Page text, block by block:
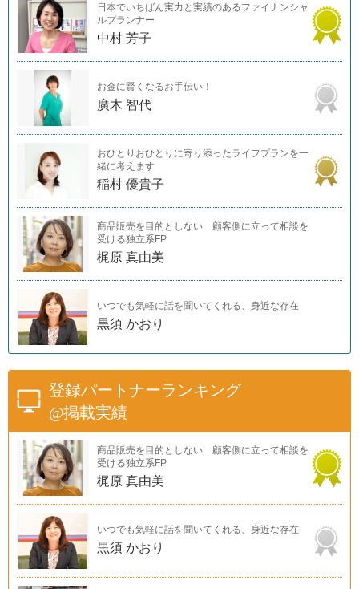
日本でいちばん実力と実績のあるファイナンシャ
ルプランナー
中村 芳子
お金に賢くなるお手伝い！
廣木 智代
おひとりおひとりに寄り添ったライフプランを一
緒に考えます
稲村 優貴子
商品販売を目的としない 顧客側に立って相談を
受ける独立系FP
梶原 真由美
いつでも気軽に話を聞いてくれる、身近な存在
黒須 かおり
登録パートナーランキング
@掲載実績
商品販売を目的としない 顧客側に立って相談を
受ける独立系FP
梶原 真由美
いつでも気軽に話を聞いてくれる、身近な存在
黒須 かおり